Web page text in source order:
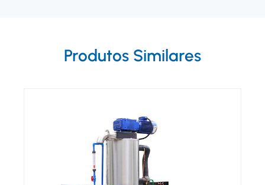
Produtos Similares